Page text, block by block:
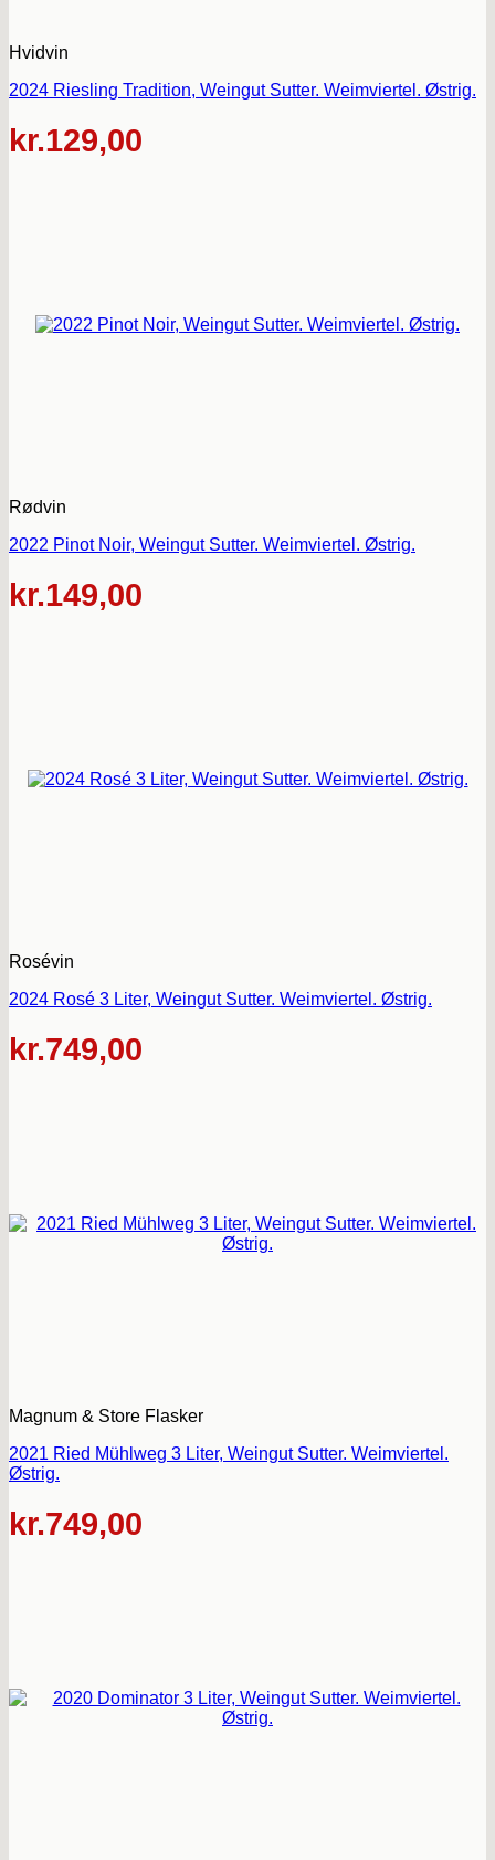
Hvidvin
2024 Riesling Tradition, Weingut Sutter. Weimviertel. Østrig.
kr.129,00
Rødvin
2022 Pinot Noir, Weingut Sutter. Weimviertel. Østrig.
kr.149,00
Rosévin
2024 Rosé 3 Liter, Weingut Sutter. Weimviertel. Østrig.
kr.749,00
Magnum & Store Flasker
2021 Ried Mühlweg 3 Liter, Weingut Sutter. Weimviertel.
Østrig.
kr.749,00